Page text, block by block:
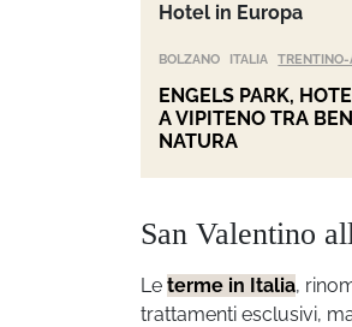
Hotel in Europa
BOLZANO ITALIA TRENTINO-
ENGELS PARK,
A VIPITENO TRA
NATURA
San Valentino
Le terme in Italia,
trattamenti esclusivi,